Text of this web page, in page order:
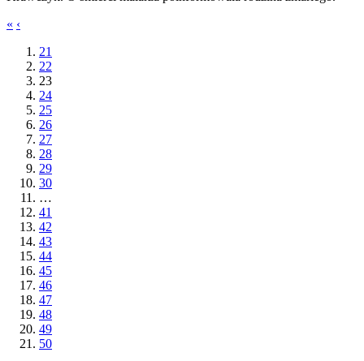
« ‹
21
22
23
24
25
26
27
28
29
30
…
41
42
43
44
45
46
47
48
49
50